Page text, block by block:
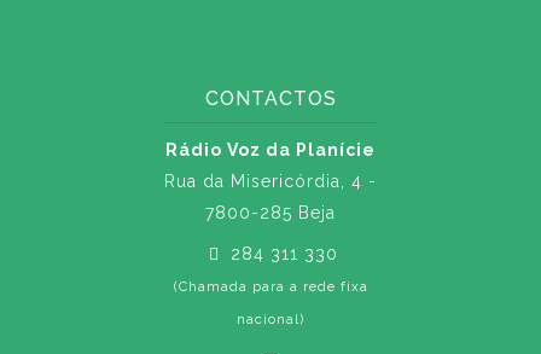
CONTACTOS
Rádio Voz da Planície
Rua da Misericórdia, 4 -
7800-285 Beja
284 311 330
(Chamada para a rede fixa
nacional)